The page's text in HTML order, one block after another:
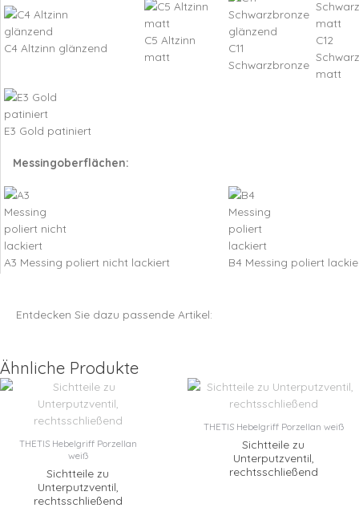
C4 Altzinn glänzend
C5 Altzinn
matt
C11
Schwarzbronze
C12
matt
E3 Gold patiniert
Messingoberflächen:
A3 Messing poliert nicht lackiert B4 Messing poliert
Entdecken Sie dazu passende Artikel:
Ähnliche Produkte
THETIS Hebelgriff Porzellan
weiß
Sichtteile zu
Unterputzventil,
rechtsschließend
THETIS Hebelgriff Porzellan weiß
Sichtteile zu
Unterputzventil,
rechtsschließend